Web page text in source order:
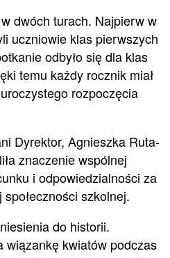
dwóch turach. Najpierw w
uczniowie klas pierwszych
odbyło się dla klas
temu każdy rocznik miał
rozpoczęcia
Dyrektor, Agnieszka Ruta-
znaczenie wspólnej
i odpowiedzialności za
społeczności szkolnej.
do historii.
wiązankę kwiatów podczas